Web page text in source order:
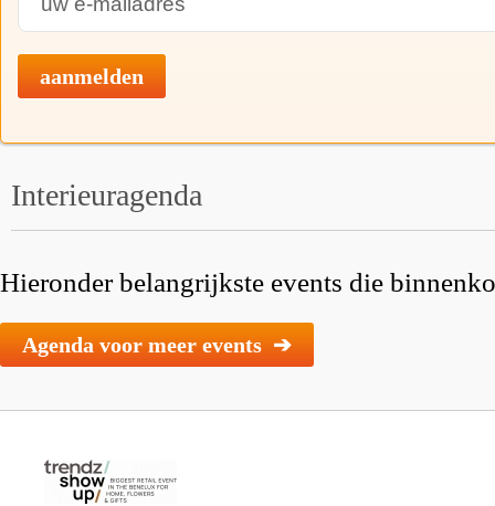
aanmelden
Interieuragenda
Hieronder belangrijkste events die
Agenda voor meer events ➔